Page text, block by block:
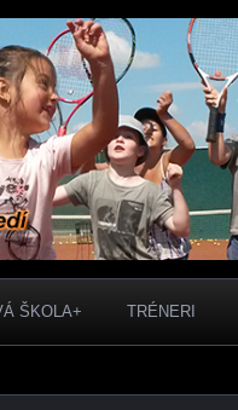
0905 421 617
ŠKOLA+ TRÉNERI